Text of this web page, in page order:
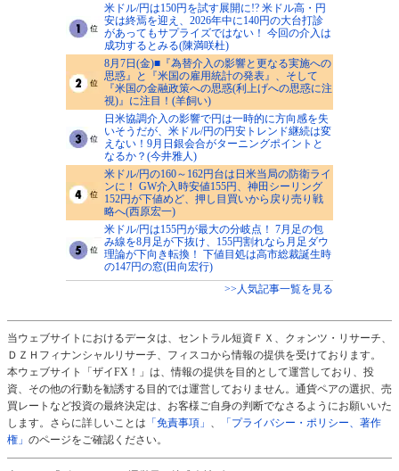
米ドル/円は150円を試す展開に!? 米ドル高・円
安は終焉を迎え、2026年中に140円の大台打診
があってもサプライズではない！ 今回の介入は
成功するとみる(陳満咲杜)
8月7日(金)■『為替介入の影響と更なる実施への
思惑』と『米国の雇用統計の発表』、そして
『米国の金融政策への思惑(利上げへの思惑に注
視)』に注目！(羊飼い)
日米協調介入の影響で円は一時的に方向感を失
いそうだが、米ドル/円の円安トレンド継続は変
えない！9月日銀会合がターニングポイントと
なるか？(今井雅人)
米ドル/円の160～162円台は日米当局の防衛ライ
ンに！ GW介入時安値155円、神田シーリング
152円が下値めど、押し目買いから戻り売り戦
略へ(西原宏一)
米ドル/円は155円が最大の分岐点！ 7月足の包
み線を8月足が下抜け、155円割れなら月足ダウ
理論が下向き転換！ 下値目処は高市総裁誕生時
の147円の窓(田向宏行)
>>人気記事一覧を見る
当ウェブサイトにおけるデータは、セントラル短資ＦＸ、クォンツ・リサーチ、
ＤＺＨフィナンシャルリサーチ、フィスコから情報の提供を受けております。
本ウェブサイト「ザイFX！」は、情報の提供を目的として運営しており、投
資、その他の行動を勧誘する目的では運営しておりません。通貨ペアの選択、売
買レートなど投資の最終決定は、お客様ご自身の判断でなさるようにお願いいた
します。さらに詳しいことは 「免責事項」
「プライバシー・ポリシー、著作
権」 のページをご確認ください。